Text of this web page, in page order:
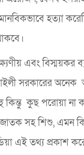
হত্যা
এবং বিস্ময়কর
সরকারের অনেক
কিন্তু কুছ পরোয়া না
সহ শিশু, এমন কি
এই তথ্য প্রকাশ